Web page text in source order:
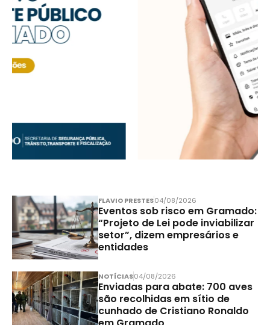
FLAVIO PRESTES04/08/2026
Eventos sob risco em Gramado:
“Projeto de Lei pode inviabilizar
setor”, dizem empresários e
entidades
NOTÍCIAS04/08/2026
Enviadas para abate: 700 aves
são recolhidas em sítio de
cunhado de Cristiano Ronaldo